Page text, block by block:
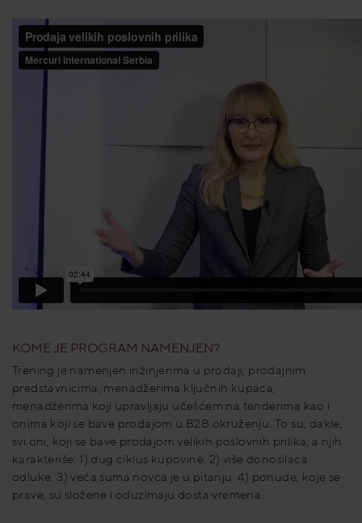
KOME JE PROGRAM NAMENJEN?
Trening je namenjen inžinjerima u prodaji, prodajnim
predstavnicima, menadžerima ključnih kupaca,
menadžerima koji upravljaju učešćem na tenderima kao i
onima koji se bave prodajom u B2B okruženju. To su, dakle,
svi oni, koji se bave prodajom velikih poslovnih prilika, a njih
karakteriše: 1) dug ciklus kupovine. 2) više donosilaca
odluke. 3) veća suma novca je u pitanju. 4) ponude, koje se
prave, su složene i oduzimaju dosta vremena.